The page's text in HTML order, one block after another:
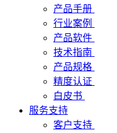
产品手册
行业案例
产品软件
技术指南
产品规格
精度认证
白皮书
服务支持
客户支持